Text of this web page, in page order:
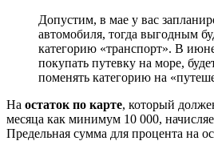
Допустим, в мае у вас
автомобиля, тогда выгодным
категорию «транспорт». В
покупать путевку на море,
поменять категорию на
На остаток по карте, который
месяца как минимум 10 000,
Предельная сумма для процента на